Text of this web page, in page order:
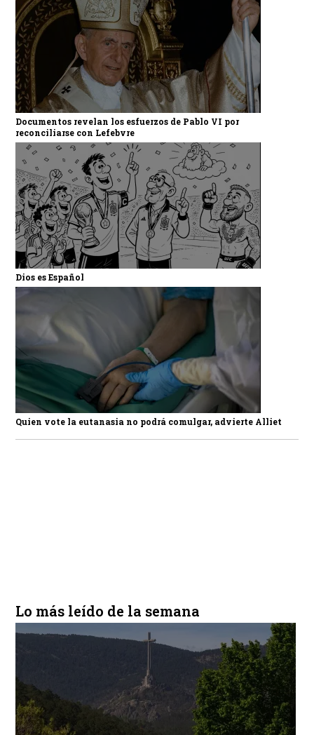
Documentos revelan los esfuerzos de Pablo VI por
reconciliarse con Lefebvre
Dios es Español
Quien vote la eutanasia no podrá comulgar, advierte Alliet
Lo más leído de la semana